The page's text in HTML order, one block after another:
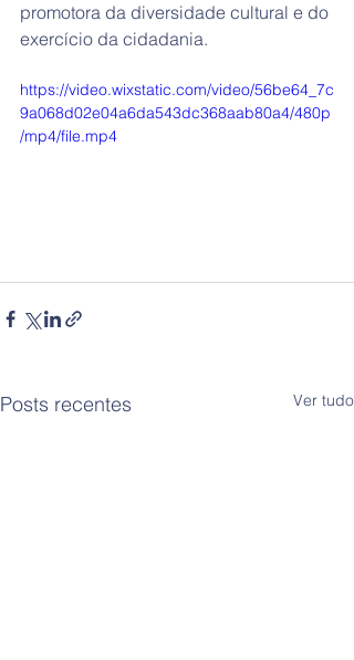
promotora da diversidade cultural e do
exercício da cidadania.
https://video.wixstatic.com/video/56be64_7c
9a068d02e04a6da543dc368aab80a4/480p
/mp4/file.mp4
Posts recentes Ver tudo